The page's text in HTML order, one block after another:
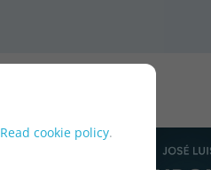
Read cookie policy.